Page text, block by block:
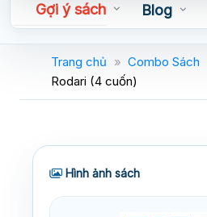
Gợi ý sách Blog
Sách nói
Trang chủ » Combo Sách
Rodari (4 cuốn)
Hình ảnh sách